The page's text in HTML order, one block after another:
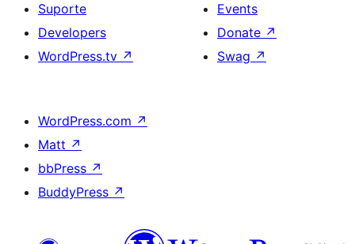
Suporte
Developers
WordPress.tv ↗
Events
Donate ↗
Swag ↗
WordPress.com ↗
Matt ↗
bbPress ↗
BuddyPress ↗